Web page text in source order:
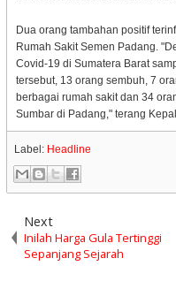
Dua orang tambahan positif
Rumah Sakit Semen Padang.
Covid-19 di Sumatera Barat
tersebut, 13 orang sembuh, 7
berbagai rumah sakit dan 34
Sumbar di Padang," terang
Label: Headline
Next
Inilah Harga Gula Tertinggi
Sepanjang Sejarah